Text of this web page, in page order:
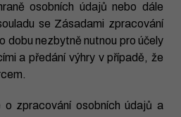
osobních údajů nebo dále
se Zásadami zpracování
dobu nezbytně nutnou pro účely
a předání výhry v případě, že
o zpracování osobních údajů a